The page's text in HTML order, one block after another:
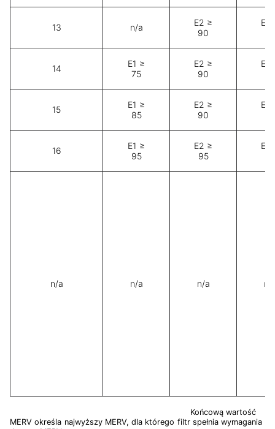
13 n/a
E2 ≥
90
E3
14
E1 ≥
75
E2 ≥
90
E3
15
E1 ≥
85
E2 ≥
90
E3
16
E1 ≥
95
E2 ≥
95
E3
n/a n/a n/a n/
Końcową wartość
MERV określa najwyższy MERV, dla którego filtr spełnia wymagania